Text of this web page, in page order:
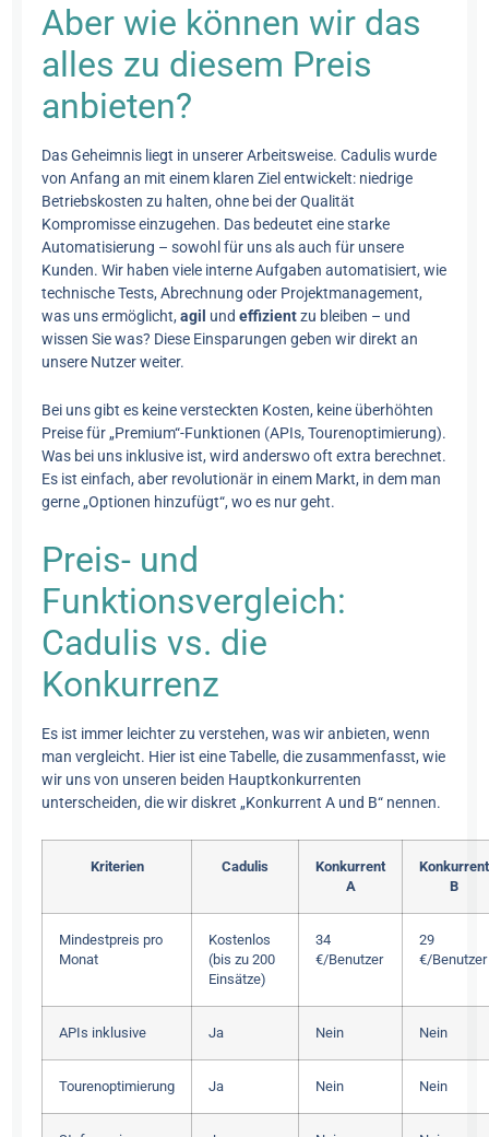
Aber wie können wir das
alles zu diesem Preis
anbieten?
Das Geheimnis liegt in unserer Arbeitsweise. Cadulis wurde
von Anfang an mit einem klaren Ziel entwickelt: niedrige
Betriebskosten zu halten, ohne bei der Qualität
Kompromisse einzugehen. Das bedeutet eine starke
Automatisierung – sowohl für uns als auch für unsere
Kunden. Wir haben viele interne Aufgaben automatisiert, wie
technische Tests, Abrechnung oder Projektmanagement,
was uns ermöglicht,agil undeffizientzu bleiben – und
wissen Sie was? Diese Einsparungen geben wir direkt an
unsere Nutzer weiter.
Bei uns gibt es keine versteckten Kosten, keine überhöhten
Preise für „Premium“-Funktionen (APIs, Tourenoptimierung).
Was bei uns inklusive ist, wird anderswo oft extra berechnet.
Es ist einfach, aber revolutionär in einem Markt, in dem man
gerne „Optionen hinzufügt“, wo es nur geht.
Preis- und
Funktionsvergleich:
Cadulis vs. die
Konkurrenz
Es ist immer leichter zu verstehen, was wir anbieten, wenn
man vergleicht. Hier ist eine Tabelle, die zusammenfasst, wie
wir uns von unseren beiden Hauptkonkurrenten
unterscheiden, die wir diskret „Konkurrent A und B“ nennen.
Kriterien Cadulis
Konkurrent
A
Konkurrent
B
Mindestpreis pro
Monat
Kostenlos
(bis zu 200
Einsätze)
34
€/Benutzer
29
€/Benutzer
APIs inklusive Ja Nein Nein
Tourenoptimierung Ja Nein Nein